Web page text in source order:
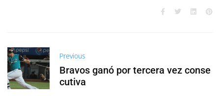
Previous
Bravos ganó por tercera vez conse
cutiva